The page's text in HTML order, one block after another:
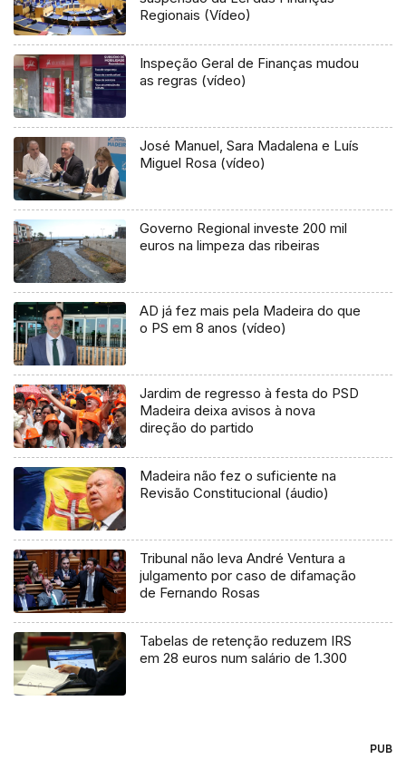
Regionais (Vídeo)
Inspeção Geral de Finanças mudou
as regras (vídeo)
José Manuel, Sara Madalena e Luís
Miguel Rosa (vídeo)
Governo Regional investe 200 mil
euros na limpeza das ribeiras
AD já fez mais pela Madeira do que
o PS em 8 anos (vídeo)
Jardim de regresso à festa do PSD
Madeira deixa avisos à nova
direção do partido
Madeira não fez o suficiente na
Revisão Constitucional (áudio)
Tribunal não leva André Ventura a
julgamento por caso de difamação
de Fernando Rosas
Tabelas de retenção reduzem IRS
em 28 euros num salário de 1.300
PUB